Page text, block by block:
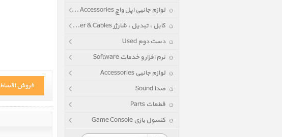
فروش اقساط
لوازم جانبی اپل واچ Apple Watch Accessories
کابل ، تبدیل ، شارژر Power & Cables
دست دوم Used
نرم افزار و خدمات Software
لوازم جانبی Accessories
صدا Sound
قطعات Parts
کنسول بازی Game Console